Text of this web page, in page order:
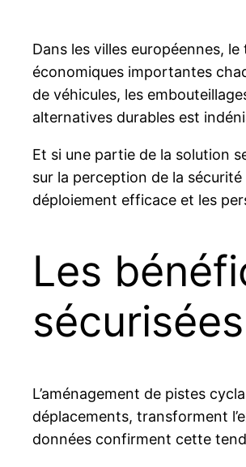
Dans les villes européennes,
économiques importantes
de véhicules, les
alternatives durables est
Et si une partie de la solution
sur la perception de la
déploiement efficace et les
Les
L’aménagement de pistes
déplacements, transforment
données confirment cette